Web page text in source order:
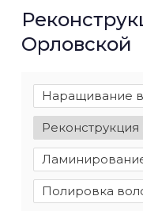
Орловской
Наращивание
Реконструкция
Полировка